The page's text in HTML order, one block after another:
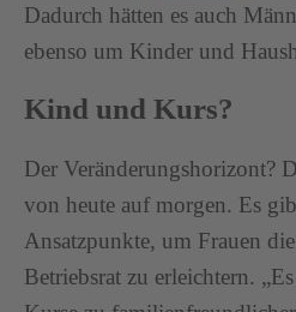
Dadurch hätten es auch
ebenso um Kinder und
Kind und Kurs?
Der Veränderungshorizont?
von heute auf morgen. Es
Ansatzpunkte, um Frauen
Betriebsrat zu erleichtern.